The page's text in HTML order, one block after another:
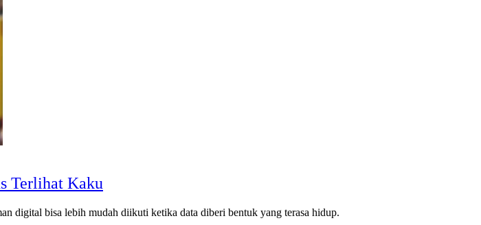
Terlihat Kaku
digital bisa lebih mudah diikuti ketika data diberi bentuk yang terasa hidup.